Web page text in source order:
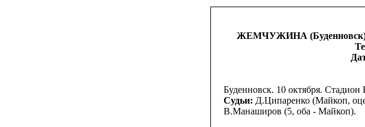
ЖЕМЧУЖИНА (Буденновск)
Буденновск. 10 октября. Стадион
Судьи: Д.Ципаренко (Майкоп,
В.Манаширов (5, оба - Майкоп).